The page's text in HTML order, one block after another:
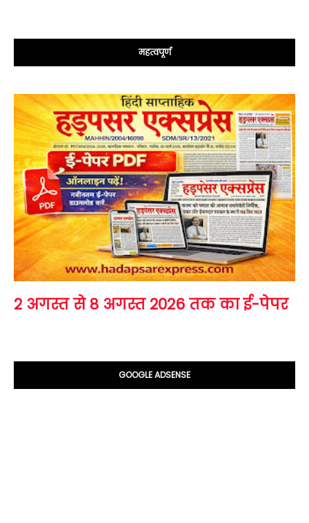
महत्वपूर्ण
2 अगस्त से 8 अगस्त 2026 तक का ई-पेपर
GOOGLE ADSENSE